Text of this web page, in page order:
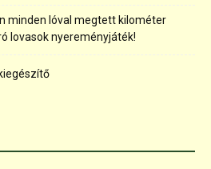
minden lóval megtett kilométer
lovasok nyereményjáték!